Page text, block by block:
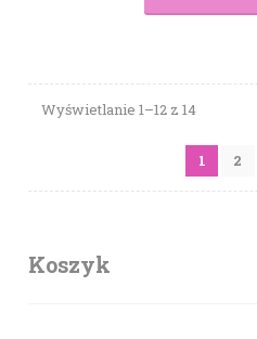
Wyświetlanie 1–12 z 14
1 2
Koszyk